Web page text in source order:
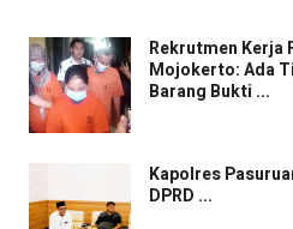
Rekrutmen
Mojokerto: Ada
Barang Bukti ...
Kapolres
DPRD ...